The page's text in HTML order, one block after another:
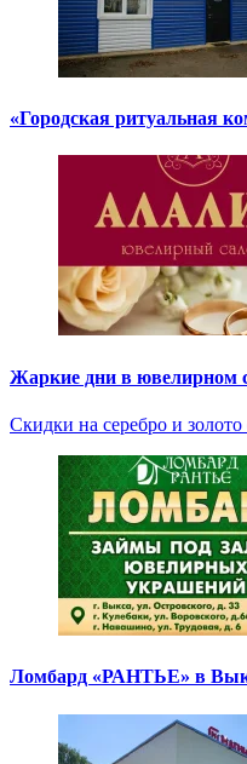
«Городская ритуальная
Жаркие дни в ювелирном
Скидки на серебро и
Ломбард «РАНТЬЕ» в